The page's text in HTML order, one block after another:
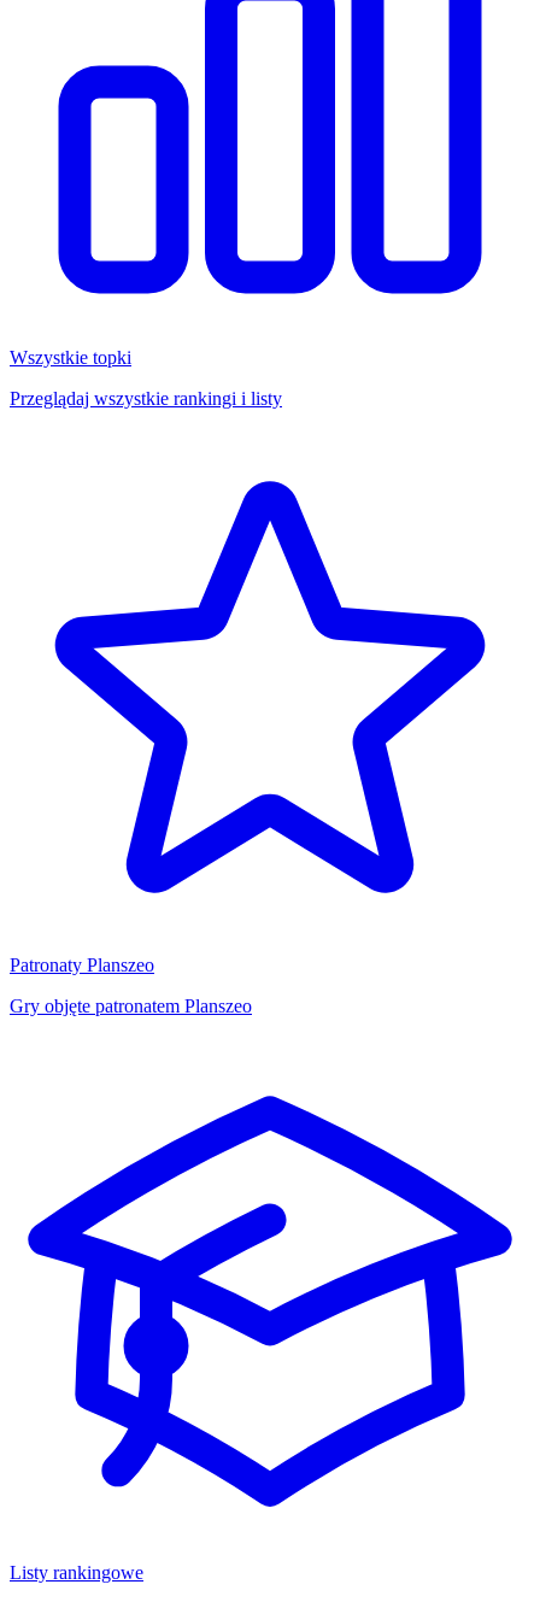
Wszystkie topki
Przeglądaj wszystkie rankingi i listy
Patronaty Planszeo
Gry objęte patronatem Planszeo
Listy rankingowe